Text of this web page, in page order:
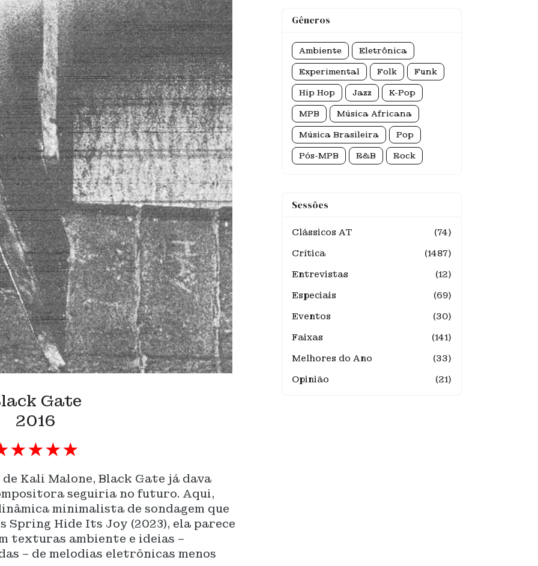
Gate
2016
Kali Malone, Black Gate já dava
seguiria no futuro. Aqui,
minimalista de sondagem que
Spring Hide Its Joy (2023), ela parece
texturas ambiente e ideias –
– de melodias eletrônicas menos
Gêneros
Ambiente Eletrônica
Experimental Folk Funk
Hip Hop Jazz K-Pop
MPB Música Africana
Música Brasileira Pop
Pós-MPB R&B Rock
Sessões
Clássicos AT
(74)
Crítica
(1487)
Entrevistas
(12)
Especiais
(69)
Eventos
(30)
Faixas
(141)
Melhores do Ano
(33)
Opinião
(21)